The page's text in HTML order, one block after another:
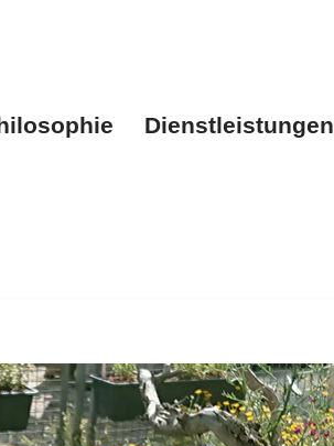
Dienstleistungen
Philosophie Dienstleistungen